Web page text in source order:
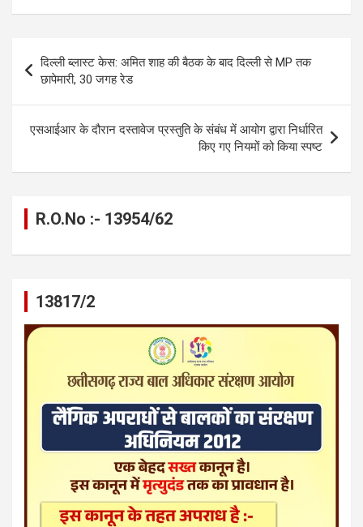
ce
b
o
o
k
se
n
g
er
at
s
A
p
p
e
gr
a
m
ail py
Li
n
k
ar
e
navigation
दिल्ली ब्लास्ट केस: अमित शाह की बैठक के बाद दिल्ली से MP तक
छापेमारी, 30 जगह रेड
एसआईआर के दौरान दस्तावेज प्रस्तुति के संबंध में आयोग द्वारा निर्धारित
किए गए नियमों को किया स्पष्ट
R.O.No :- 13954/62
13817/2